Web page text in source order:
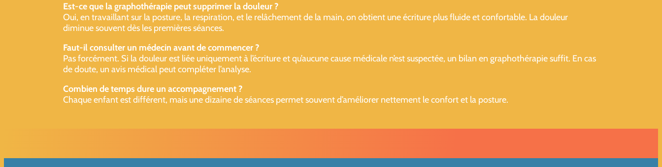
Est-ce que la graphothérapie peut supprimer la douleur ?
Oui, en travaillant sur la posture, la respiration, et le relâchement de la main, on obtient une écriture plus fluide et confortable. La douleur
diminue souvent dès les premières séances.
Faut-il consulter un médecin avant de commencer ?
Pas forcément. Si la douleur est liée uniquement à l’écriture et qu’aucune cause médicale n’est suspectée, un bilan en graphothérapie suffit. En cas
de doute, un avis médical peut compléter l’analyse.
Combien de temps dure un accompagnement ?
Chaque enfant est différent, mais une dizaine de séances permet souvent d’améliorer nettement le confort et la posture.